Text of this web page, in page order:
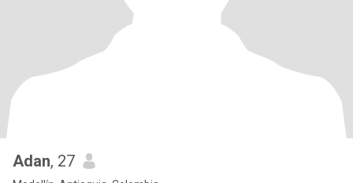
Adan, 27